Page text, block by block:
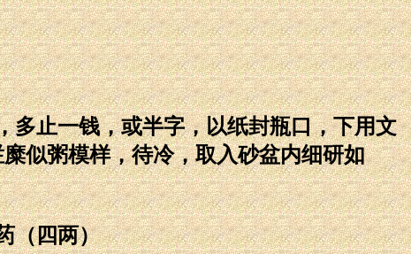
止一钱，或半字，以纸封瓶口，下用文
似粥模样，待冷，取入砂盆内细研如
（四两）